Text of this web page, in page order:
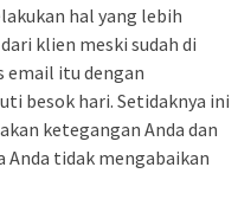
hal yang lebih
klien meski sudah di
email itu dengan
besok hari. Setidaknya ini
ketegangan Anda dan
Anda tidak mengabaikan